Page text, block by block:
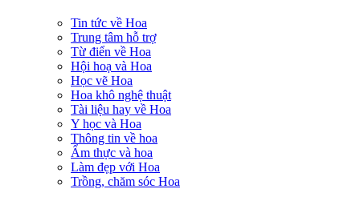
Tin tức về Hoa
Trung tâm hỗ trợ
Từ điển về Hoa
Hội hoạ và Hoa
Học vẽ Hoa
Hoa khô nghệ thuật
Tài liệu hay về Hoa
Y học và Hoa
Thông tin về hoa
Ẩm thực và hoa
Làm đẹp với Hoa
Trồng, chăm sóc Hoa